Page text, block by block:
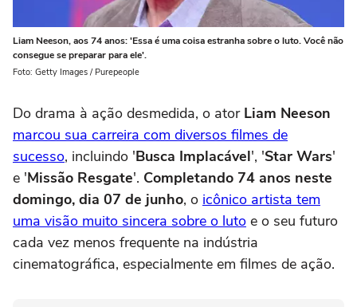
Liam Neeson, aos 74 anos: 'Essa é uma coisa estranha sobre o luto. Você não
consegue se preparar para ele'.
Foto: Getty Images / Purepeople
Do drama à ação desmedida, o ator Liam Neeson
marcou sua carreira com diversos filmes de
sucesso, incluindo 'Busca Implacável', 'Star Wars'
e 'Missão Resgate'. Completando 74 anos neste
domingo, dia 07 de junho, o icônico artista tem
uma visão muito sincera sobre o luto e o seu futuro
cada vez menos frequente na indústria
cinematográfica, especialmente em filmes de ação.